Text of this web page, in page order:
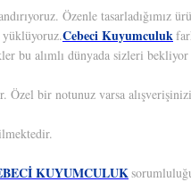
Özenle
Cebeci Kuyumculuk
bu alımlı dünyada sizleri bekliyor
Özel bir notunuz varsa
KUYUMCULUK